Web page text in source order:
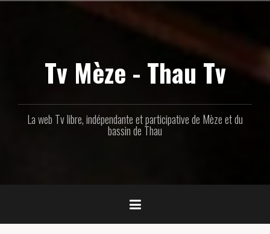
Tv Mèze - Thau Tv
La web Tv libre, indépendante et participative de Mèze et du
bassin de Thau